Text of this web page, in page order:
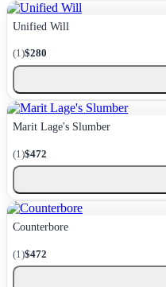
Unified Will
(1)$280
Marit Lage's Slumber
(1)$472
Counterbore
(1)$472